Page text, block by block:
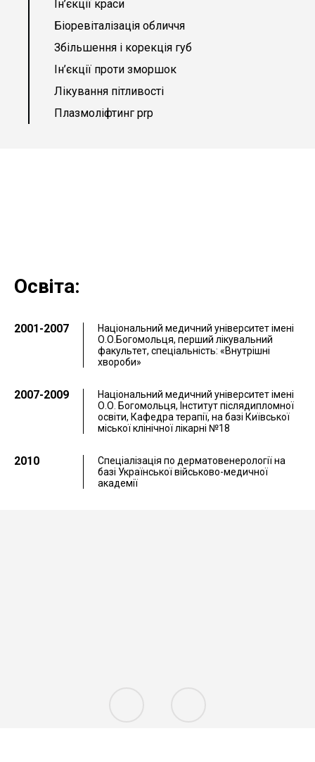
Ін’єкції краси
Біоревіталізація обличчя
Збільшення і корекція губ
Ін’єкції проти зморшок
Лікування пітливості
Плазмоліфтинг prp
Освіта:
2001-2007
Національний медичний університет імені
О.О.Богомольця, перший лікувальний
факультет, спеціальність: «Внутрішні
хвороби»
2007-2009
Національний медичний університет імені
О.О. Богомольця, Інститут післядипломної
освіти, Кафедра терапії, на базі Київської
міської клінічної лікарні №18
2010
Спеціалізація по дерматовенерології на
базі Української військово-медичної
академії